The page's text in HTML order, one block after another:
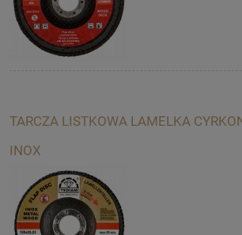
TARCZA LISTKOWA LAMELKA
INOX